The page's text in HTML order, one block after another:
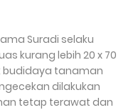
Suradi selaku
kurang lebih 20 x 70
tanaman
dilakukan
tetap terawat dan